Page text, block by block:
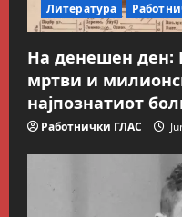
Литература
На денешен ден:
мртви и
најпознатиот
Работнички ГЛАС
2
Блог
July
Вести
трае